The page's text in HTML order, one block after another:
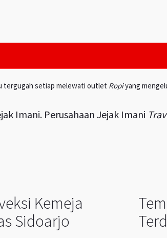
tergugah setiap melewati outlet Ropiyang
Imani. Perusahaan Jejak Imani
Kemeja
Sidoarjo